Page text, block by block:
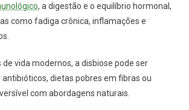
, a digestão e o equilíbrio hormonal,
como fadiga crônica, inflamações e
vida modernos, a disbiose pode ser
dietas pobres em fibras ou
com abordagens naturais.